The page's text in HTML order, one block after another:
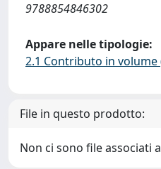
9788854846302
Appare nelle tipologie:
2.1 Contributo in volume
File in questo prodotto:
Non ci sono file associati